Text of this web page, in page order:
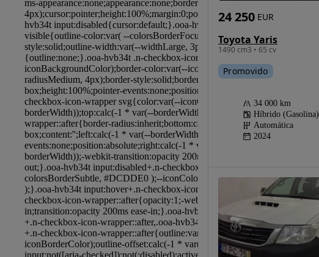
Toyota Yaris
1490 cm3 • 65 cv
24 250 EUR
Promovido
34 000 km
Híbrido (Gasolina)
Automática
2024